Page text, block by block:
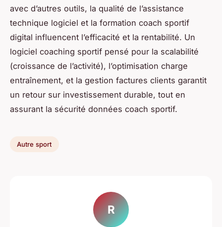
avec d’autres outils, la qualité de l’assistance
technique logiciel et la formation coach sportif
digital influencent l’efficacité et la rentabilité. Un
logiciel coaching sportif pensé pour la scalabilité
(croissance de l’activité), l’optimisation charge
entraînement, et la gestion factures clients garantit
un retour sur investissement durable, tout en
assurant la sécurité données coach sportif.
Autre sport
R